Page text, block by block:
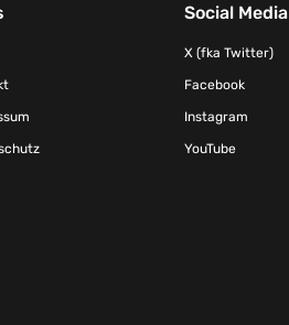
Social Media
X (fka Twitter)
Facebook
Instagram
YouTube